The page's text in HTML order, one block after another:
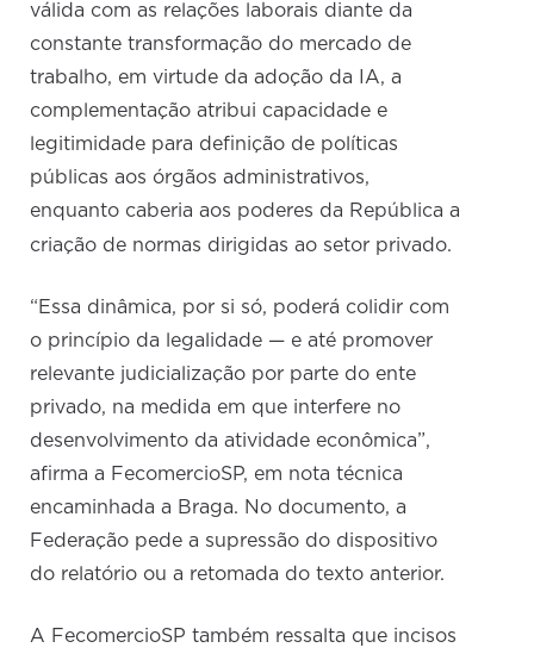
válida com as relações laborais diante da
constante transformação do mercado de
trabalho, em virtude da adoção da IA, a
complementação atribui capacidade e
legitimidade para definição de políticas
públicas aos órgãos administrativos,
enquanto caberia aos poderes da República a
criação de normas dirigidas ao setor privado.
“Essa dinâmica, por si só, poderá colidir com
o princípio da legalidade — e até promover
relevante judicialização por parte do ente
privado, na medida em que interfere no
desenvolvimento da atividade econômica”,
afirma a FecomercioSP, em nota técnica
encaminhada a Braga. No documento, a
Federação pede a supressão do dispositivo
do relatório ou a retomada do texto anterior.
A FecomercioSP também ressalta que incisos